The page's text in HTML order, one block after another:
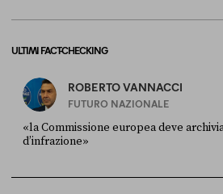
ULTIMI FACT-CHECKING
ROBERTO VANNACCI
FUTURO NAZIONALE
«la Commissione europea deve
d’infrazione»